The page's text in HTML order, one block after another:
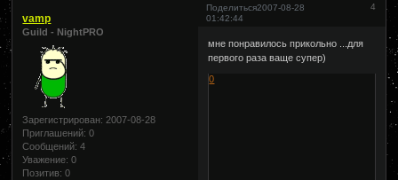
Поделиться 4
2007-08-28
01:42:44
vamp
Guild - NightPRO
Зарегистрирован: 2007-08-28
Приглашений: 0
Сообщений: 4
Уважение: 0
Позитив: 0
мне понравилось прикольно ...для
первого раза ваще супер)
0